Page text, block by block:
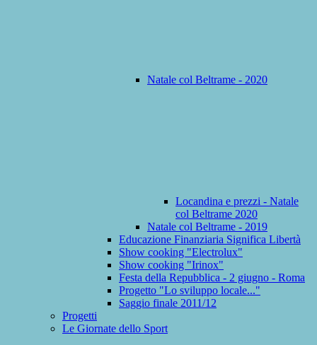
Natale col Beltrame - 2020
Locandina e prezzi - Natale
col Beltrame 2020
Natale col Beltrame - 2019
Educazione Finanziaria Significa Libertà
Show cooking "Electrolux"
Show cooking "Irinox"
Festa della Repubblica - 2 giugno - Roma
Progetto "Lo sviluppo locale..."
Saggio finale 2011/12
Progetti
Le Giornate dello Sport